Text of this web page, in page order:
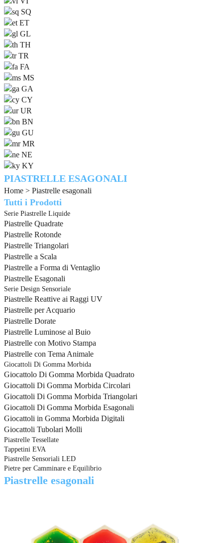
SQ
ET
GL
TH
TR
FA
MS
GA
CY
UR
BN
GU
MR
NE
KY
PIASTRELLE ESAGONALI
Home > Piastrelle esagonali
Tutti i Prodotti
Serie Piastrelle Liquide
Piastrelle Quadrate
Piastrelle Rotonde
Piastrelle Triangolari
Piastrelle a Scala
Piastrelle a Forma di Ventaglio
Piastrelle Esagonali
Serie Design Sensoriale
Piastrelle Reattive ai Raggi UV
Piastrelle per Acquario
Piastrelle Dorate
Piastrelle Luminose al Buio
Piastrelle con Motivo Stampa
Piastrelle con Tema Animale
Giocattoli Di Gomma Morbida
Giocattolo Di Gomma Morbida Quadrato
Giocattoli Di Gomma Morbida Circolari
Giocattoli Di Gomma Morbida Triangolari
Giocattoli Di Gomma Morbida Esagonali
Giocattoli in Gomma Morbida Digitali
Giocattoli Tubolari Molli
Piastrelle Tessellate
Tappetini EVA
Piastrelle Sensoriali LED
Pietre per Camminare e Equilibrio
Piastrelle esagonali